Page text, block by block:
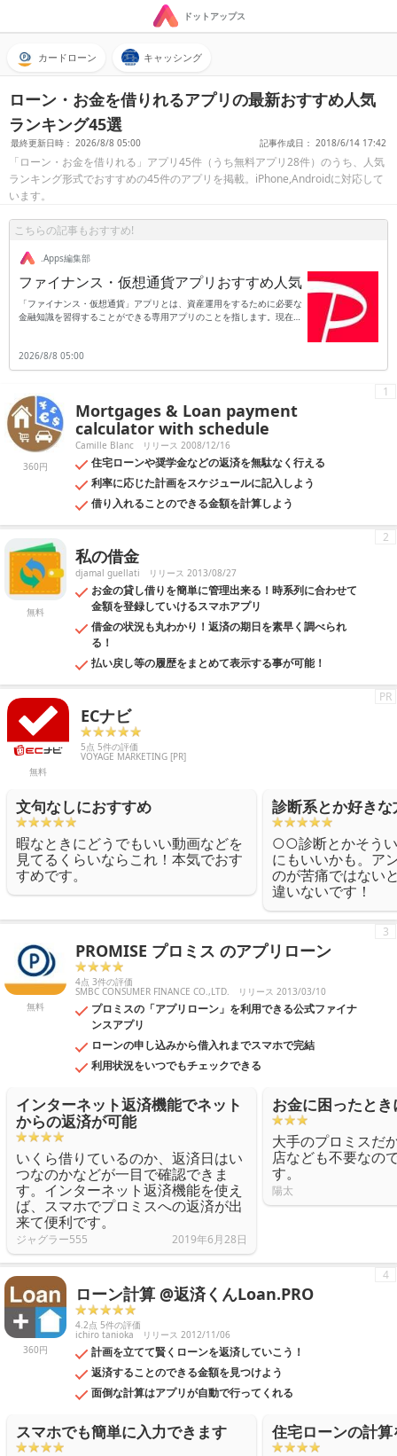
ドットアップス
カードローン キャッシング
ローン・お金を借りれるアプリの最新おすすめ人気
ランキング45選
最終更新日時： 2026/8/8 05:00 記事作成日： 2018/6/14 17:42
「ローン・お金を借りれる」アプリ45件（うち無料アプリ28件）のうち、人気
ランキング形式でおすすめの45件のアプリを掲載。iPhone,Androidに対応して
います。
こちらの記事もおすすめ!
.Apps編集部
ファイナンス・仮想通貨アプリおすすめ人気
「ファイナンス・仮想通貨」アプリとは、資産運用をするために必要な
金融知識を習得することができる専用アプリのことを指します。現在の
の生活資金を国の年金制度だけに頼ることができず、自分自身で準備し
なかればならない時代に突入しているのです。このことからもファイナ
時代を生きる人にとって欠かせないものとなっています。現在は仮想通
貨をはじめとした新しい資産運用も増えてきており、それらすべてを自
力で習得するのは困難です。そんなときにファイナンシャル・資産運
用・仮想通貨アプリをひとつ持っているだけで、最新の金融知識を知る
ことができます。
2026/8/8 05:00
360円
Mortgages & Loan payment
calculator with schedule
Camille Blanc リリース 2008/12/16
住宅ローンや奨学金などの返済を無駄なく行える
利率に応じた計画をスケジュールに記入しよう
借り入れることのできる金額を計算しよう
1
無料
私の借金
djamal guellati リリース 2013/08/27
お金の貸し借りを簡単に管理出来る！時系列に合わせて
金額を登録していけるスマホアプリ
借金の状況も丸わかり！返済の期日を素早く調べられ
る！
払い戻し等の履歴をまとめて表示する事が可能！
2
無料
ECナビ
5点 5件の評価
VOYAGE MARKETING [PR]
PR
文句なしにおすすめ
暇なときにどうでもいい動画などを
見てるくらいならこれ！本気でおす
すめです。
診断系とか好きな
○○診断とかそう
にもいいかも。ア
のが苦痛ではない
違いないです！
無料
PROMISE プロミス のアプリローン
4点 3件の評価
SMBC CONSUMER FINANCE CO.,LTD. リリース 2013/03/10
プロミスの「アプリローン」を利用できる公式ファイナ
ンスアプリ
ローンの申し込みから借入れまでスマホで完結
利用状況をいつでもチェックできる
3
インターネット返済機能でネット
からの返済が可能
いくら借りているのか、返済日はい
つなのかなどが一目で確認できま
す。インターネット返済機能を使え
ば、スマホでプロミスへの返済が出
来て便利です。
ジャグラー555 2019年6月28日
お金に困ったとき
大手のプロミスだ
店なども不要なの
す。
陽太
360円
ローン計算 @返済くんLoan.PRO
4.2点 5件の評価
ichiro tanioka リリース 2012/11/06
計画を立てて賢くローンを返済していこう！
返済することのできる金額を見つけよう
面倒な計算はアプリが自動で行ってくれる
4
スマホでも簡単に入力できます 住宅ローンの計